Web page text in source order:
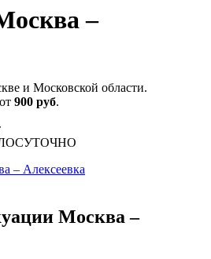
–
и Московской области.
900 руб.
– Алексеевка
Москва –